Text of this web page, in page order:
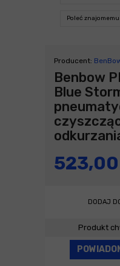
Poleć znajomemu
Producent:
Benbow
Blue
523,00
DODAJ
Produkt